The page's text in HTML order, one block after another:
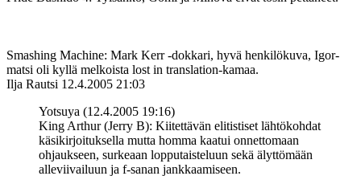
Smashing Machine: Mark Kerr ‑dokkari, hyvä henkilökuva, Igor-
matsi oli kyllä melkoista lost in translation-kamaa.
Ilja Rautsi 12.4.2005 21:03
Yotsuya (12.4.2005 19:16)
King Arthur (Jerry B): Kiitettävän elitistiset lähtökohdat
käsikirjoituksella mutta homma kaatui onnettomaan
ohjaukseen, surkeaan lopputaisteluun sekä älyttömään
alleviivailuun ja f-sanan jankkaamiseen.